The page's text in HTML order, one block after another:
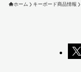
ホーム キーボード商品情報